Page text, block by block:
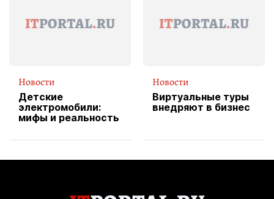
Новости
Детские
электромобили:
мифы и реальность
Новости
Виртуальные туры
внедряют в бизнес